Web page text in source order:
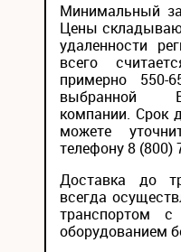
Минимальный
Цены
удаленности
всего
примерно
выбранной
компании. Срок
можете
телефону 8 (800)
Доставка до
всегда
транспортом
оборудованием